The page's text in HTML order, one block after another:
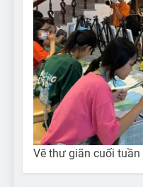
Vẽ thư giãn cuối tuần